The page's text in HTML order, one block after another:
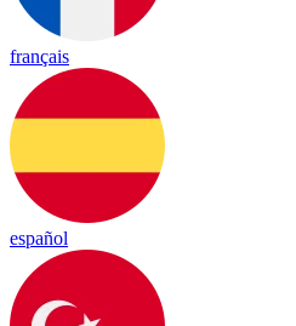
français
español